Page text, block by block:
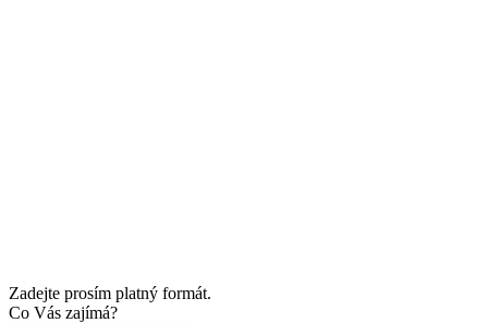
Zadejte prosím platný formát.
Co Vás zajímá?